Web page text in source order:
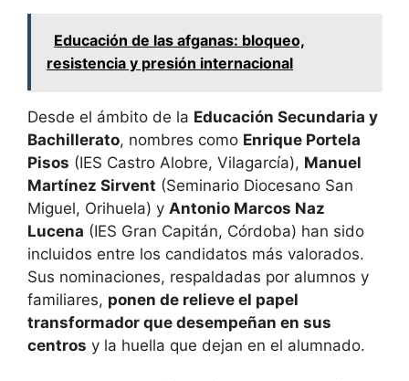
Educación de las afganas: bloqueo,
resistencia y presión internacional
Desde el ámbito de la Educación Secundaria y
Bachillerato, nombres como Enrique Portela
Pisos (IES Castro Alobre, Vilagarcía), Manuel
Martínez Sirvent (Seminario Diocesano San
Miguel, Orihuela) y Antonio Marcos Naz
Lucena (IES Gran Capitán, Córdoba) han sido
incluidos entre los candidatos más valorados.
Sus nominaciones, respaldadas por alumnos y
familiares, ponen de relieve el papel
transformador que desempeñan en sus
centros y la huella que dejan en el alumnado.